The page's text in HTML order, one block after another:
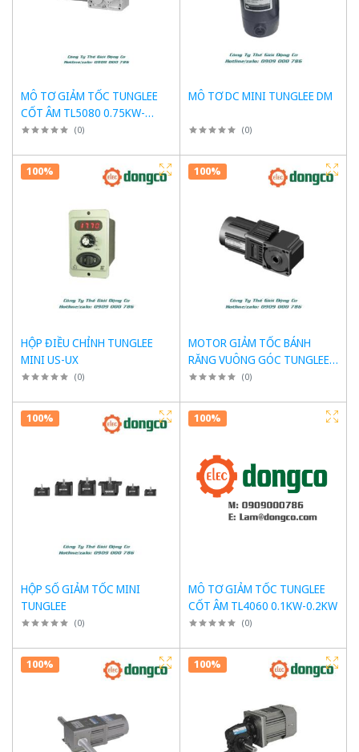
MÔ TƠ GIẢM TỐC TUNGLEE
CỐT ÂM TL5080 0.75KW-
1.5KW
(0)
MÔ TƠ DC MINI TUNGLEE DM
(0)
100%
HỘP ĐIỀU CHỈNH TUNGLEE
MINI US-UX
(0)
100%
MOTOR GIẢM TỐC BÁNH
RĂNG VUÔNG GÓC TUNGLEE
RA-RH
(0)
100%
HỘP SỐ GIẢM TỐC MINI
TUNGLEE
(0)
100%
MÔ TƠ GIẢM TỐC TUNGLEE
CỐT ÂM TL4060 0.1KW-0.2KW
(0)
100% 100%